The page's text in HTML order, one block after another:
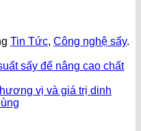
Tin Tức, Công nghệ sấy.
sấy để nâng cao chất
vị và giá trị dinh